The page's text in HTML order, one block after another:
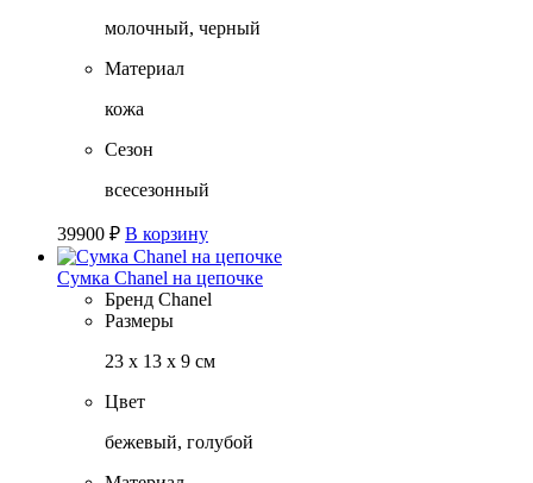
молочный, черный
Материал
кожа
Сезон
всесезонный
39900 ₽ В корзину
Сумка Chanel на цепочке
Бренд Chanel
Размеры
23 х 13 х 9 см
Цвет
бежевый, голубой